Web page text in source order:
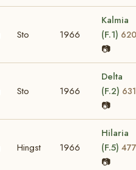
Sto 1966
Kalmia
(F.1)
📷
Sto 1966
Delta
(F.2)
📷
Hingst 1966
Hilaria
(F.5)
📷